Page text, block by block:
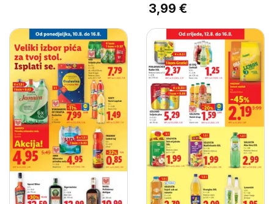
3,99 €